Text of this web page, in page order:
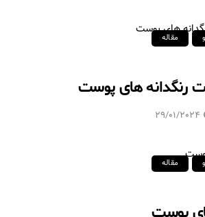
مقاله
رنگدانه های پوست
29/01/2024
مقاله